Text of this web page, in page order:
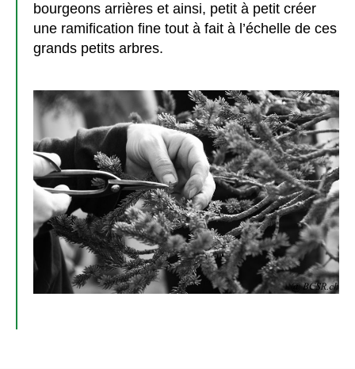
bourgeons arrières et ainsi, petit à petit créer
une ramification fine tout à fait à l’échelle de ces
grands petits arbres.